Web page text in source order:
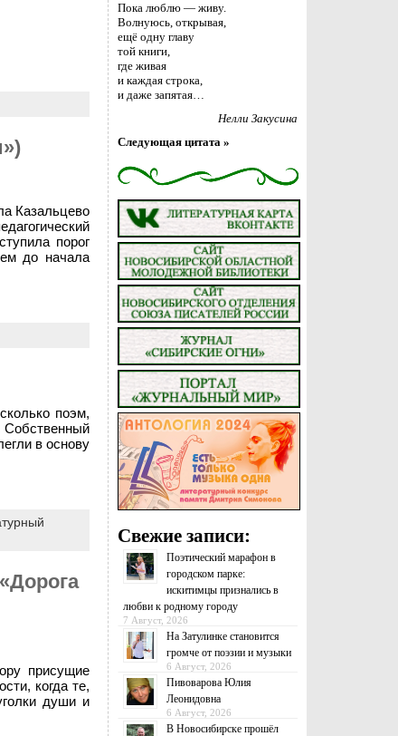
Казальцево
порог
до начала
поэм,
Собственный
в основу
присущие
когда те,
души и
Пока люблю — живу.
Волнуюсь, открывая,
ещё одну главу
той книги,
где живая
и каждая строка,
и даже запятая…
Нелли Закусина
Следующая цитата »
Свежие записи:
Поэтический марафон в
городском парке:
искитимцы признались в
любви к родному городу
7 Август, 2026
На Затулинке становится
громче от поэзии и музыки
6 Август, 2026
Пивоварова Юлия
Леонидовна
6 Август, 2026
В Новосибирске прошёл